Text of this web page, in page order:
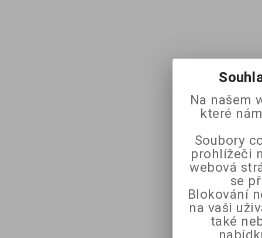
Na našem
které
Soubory
prohlížeči
webová
se
Blokování
na vaši
také